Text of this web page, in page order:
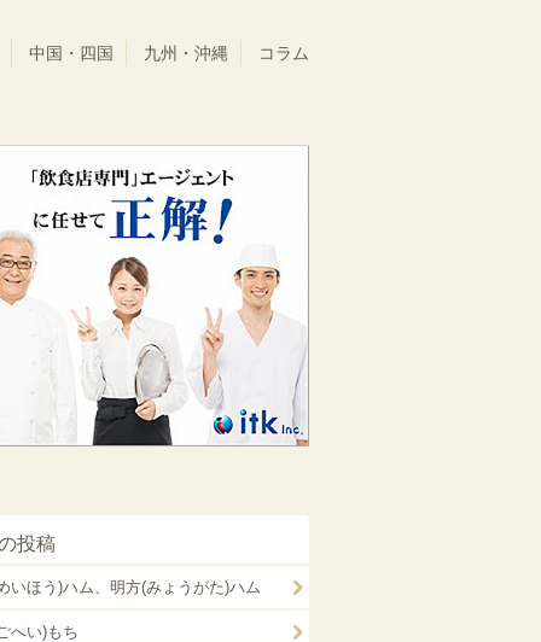
中国・四国 九州・沖縄 コラム
投稿
いほう)ハム、明方(みょうがた)ハム
へい)もち